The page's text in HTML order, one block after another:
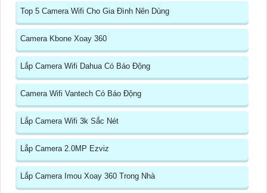
Top 5 Camera Wifi Cho Gia Đình Nên Dùng
Camera Kbone Xoay 360
Lắp Camera Wifi Dahua Có Báo Động
Camera Wifi Vantech Có Báo Động
Lắp Camera Wifi 3k Sắc Nét
Lắp Camera 2.0MP Ezviz
Lắp Camera Imou Xoay 360 Trong Nhà